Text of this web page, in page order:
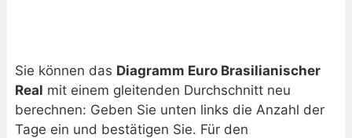
Sie können das Diagramm Euro Brasilianischer
Real mit einem gleitenden Durchschnitt neu
berechnen: Geben Sie unten links die Anzahl der
Tage ein und bestätigen Sie. Für den